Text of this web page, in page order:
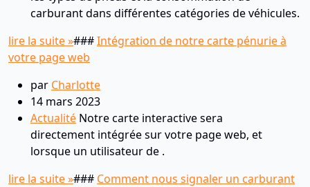
carburant dans différentes catégories de véhicules.
lire la suite »###Intégration de notre carte pénurie à
votre page web
par Charlotte
14 mars 2023
Actualité Notre carte interactive sera
directement intégrée sur votre page web, et
lorsque un utilisateur de .
lire la suite »### Comment nous signaler un carburant